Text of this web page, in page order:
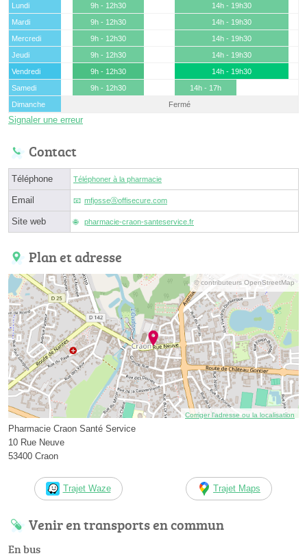
Lundi 9h - 12h30
14h - 19h30
Mardi
9h - 12h30
14h - 19h30
Mercredi
9h - 12h30
14h - 19h30
Jeudi
9h - 12h30
14h - 19h30
Vendredi
9h - 12h30
14h - 19h30
Samedi
9h - 12h30
14h - 17h
Dimanche
Fermé
Signaler une erreur
Contact
Téléphone Téléphoner à la pharmacie
Email mfjosseⓐoffisecure.com
Site web pharmacie-craon-santeservice.fr
Plan et adresse
© contributeurs OpenStreetMap
Corriger l’adresse ou la localisation
Pharmacie Craon Santé Service
10 Rue Neuve
53400 Craon
Trajet Waze Trajet Maps
Venir en transports en commun
En bus